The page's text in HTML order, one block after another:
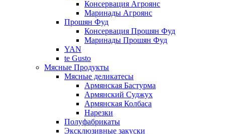
Консервация Агроянс
Маринады Агроянс
Прошян Фуд
Консервация Прошян Фуд
Маринады Прошян Фуд
YAN
te Gusto
Мясные Продукты
Мясные деликатесы
Армянская Бастурма
Армянский Суджух
Армянская Колбаса
Нарезки
Полуфабрикаты
Эксклюзивные закуски